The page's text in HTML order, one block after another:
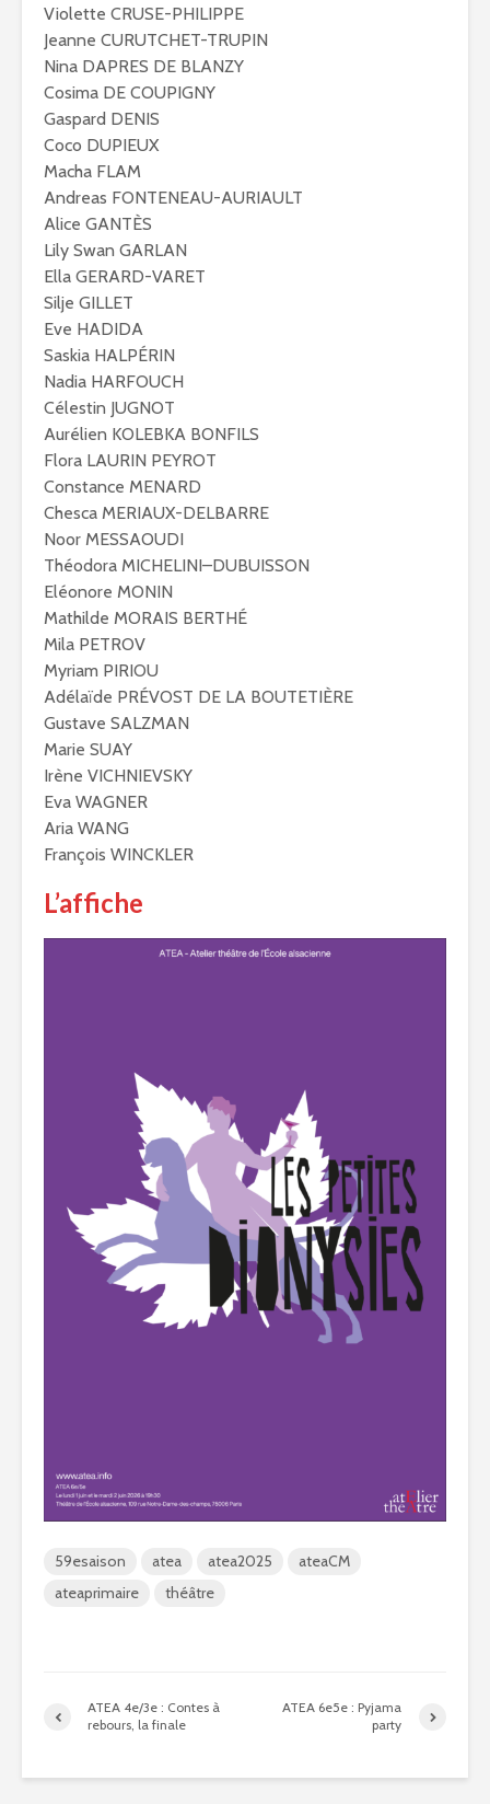
Violette CRUSE-PHILIPPE
Jeanne CURUTCHET-TRUPIN
Nina DAPRES DE BLANZY
Cosima DE COUPIGNY
Gaspard DENIS
Coco DUPIEUX
Macha FLAM
Andreas FONTENEAU-AURIAULT
Alice GANTÈS
Lily Swan GARLAN
Ella GERARD-VARET
Silje GILLET
Eve HADIDA
Saskia HALPÉRIN
Nadia HARFOUCH
Célestin JUGNOT
Aurélien KOLEBKA BONFILS
Flora LAURIN PEYROT
Constance MENARD
Chesca MERIAUX-DELBARRE
Noor MESSAOUDI
Théodora MICHELINI–DUBUISSON
Eléonore MONIN
Mathilde MORAIS BERTHÉ
Mila PETROV
Myriam PIRIOU
Adélaïde PRÉVOST DE LA BOUTETIÈRE
Gustave SALZMAN
Marie SUAY
Irène VICHNIEVSKY
Eva WAGNER
Aria WANG
François WINCKLER
L’affiche
59esaison atea atea2025
ateaCM
ateaprimaire
théâtre
ATEA 4e/3e : Contes à
rebours, la finale
ATEA 6e5e : Pyjama
party